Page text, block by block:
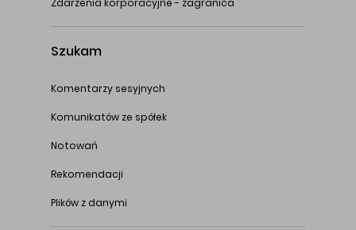
Zdarzenia korporacyjne - zagranica
Szukam
Komentarzy sesyjnych
Komunikatów ze spółek
Notowań
Rekomendacji
Plików z danymi